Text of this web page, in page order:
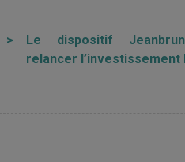
>
Le dispositif
relancer l’investissement